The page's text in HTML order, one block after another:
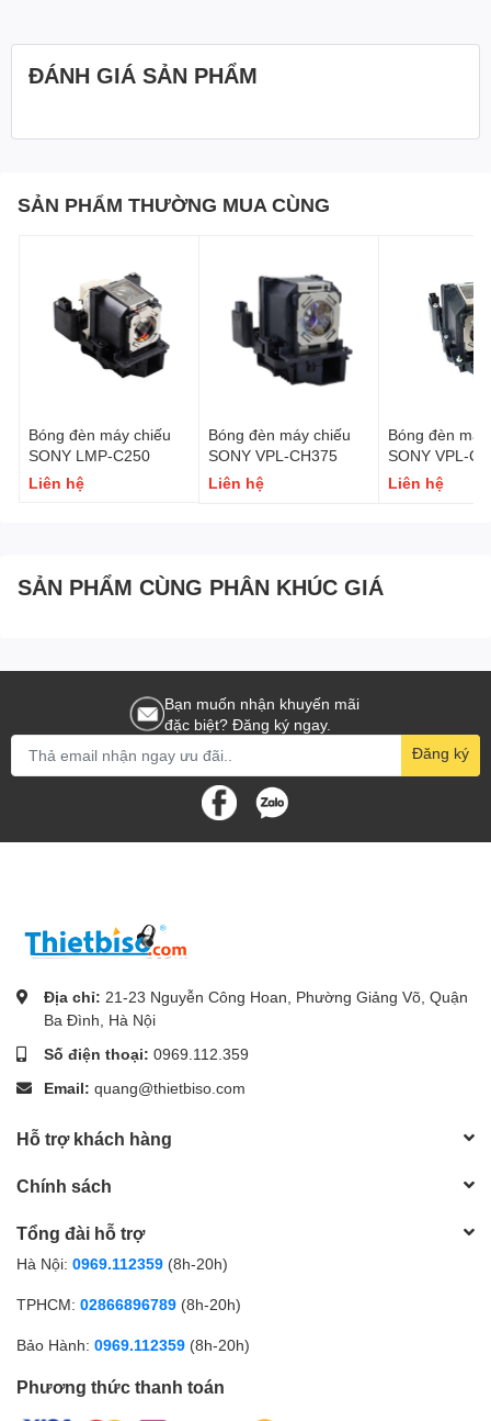
ĐÁNH GIÁ SẢN PHẨM
SẢN PHẨM THƯỜNG MUA CÙNG
Bóng đèn máy chiếu
SONY LMP-C250
Liên hệ
Bóng đèn máy chiếu
SONY VPL-CH375
Liên hệ
Bóng đèn
SONY VPL-
Liên hệ
SẢN PHẨM CÙNG PHÂN KHÚC GIÁ
Bạn muốn nhận khuyến mãi
đặc biệt? Đăng ký ngay.
Đăng ký
Địa chỉ: 21-23 Nguyễn Công Hoan, Phường Giảng Võ, Quận
Ba Đình, Hà Nội
Số điện thoại: 0969.112.359
Email: quang@thietbiso.com
Hỗ trợ khách hàng
Chính sách
Tổng đài hỗ trợ
Hà Nội: 0969.112359 (8h-20h)
TPHCM: 02866896789 (8h-20h)
Bảo Hành: 0969.112359 (8h-20h)
Phương thức thanh toán